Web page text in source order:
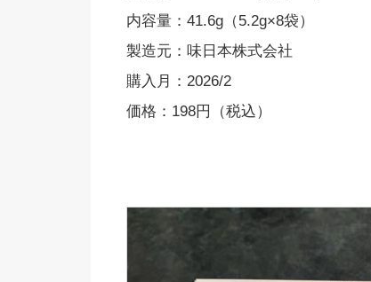
内容量：41.6g（5.2g×8袋）
製造元：味日本株式会社
購入月：2026/2
価格：198円（税込）